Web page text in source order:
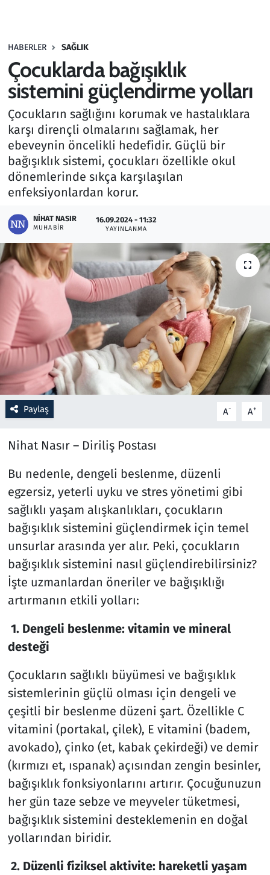
HABERLER SAĞLIK
Çocuklarda bağışıklık
sistemini güçlendirme yolları
Çocukların sağlığını korumak ve hastalıklara
karşı dirençli olmalarını sağlamak, her
ebeveynin öncelikli hedefidir. Güçlü bir
bağışıklık sistemi, çocukları özellikle okul
dönemlerinde sıkça karşılaşılan
enfeksiyonlardan korur.
NIHAT NASIR
MUHABIR
16.09.2024 - 11:32
YAYINLANMA
Paylaş A- A+
Nihat Nasır – Diriliş Postası
Bu nedenle, dengeli beslenme, düzenli
egzersiz, yeterli uyku ve stres yönetimi gibi
sağlıklı yaşam alışkanlıkları, çocukların
bağışıklık sistemini güçlendirmek için temel
unsurlar arasında yer alır. Peki, çocukların
bağışıklık sistemini nasıl güçlendirebilirsiniz?
İşte uzmanlardan öneriler ve bağışıklığı
artırmanın etkili yolları:
1. Dengeli beslenme: vitamin ve mineral
desteği
Çocukların sağlıklı büyümesi ve bağışıklık
sistemlerinin güçlü olması için dengeli ve
çeşitli bir beslenme düzeni şart. Özellikle C
vitamini (portakal, çilek), E vitamini (badem,
avokado), çinko (et, kabak çekirdeği) ve demir
(kırmızı et, ıspanak) açısından zengin besinler,
bağışıklık fonksiyonlarını artırır. Çocuğunuzun
her gün taze sebze ve meyveler tüketmesi,
bağışıklık sistemini desteklemenin en doğal
yollarından biridir.
2. Düzenli fiziksel aktivite: hareketli yaşam
Haber
Kültür Sanat
Kurumsal Haberler
Lezzet Durağı
Memur ve Kamu
Ramazan
Resmi İlanlar
Rüya Tabirleri
Sağlık
Savunma Sanayi
Seçim 2023
Spor
Teknoloji ve Bilim
Televizyon